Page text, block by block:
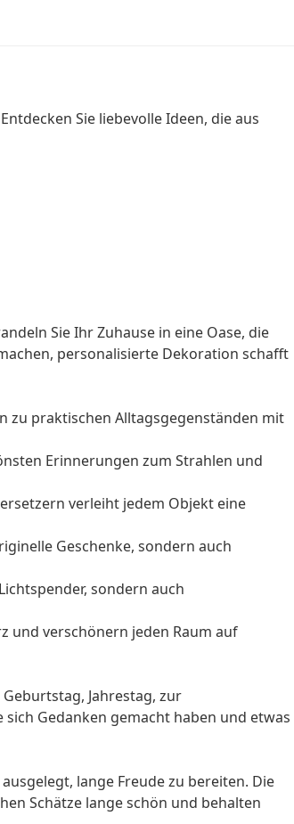
Sie liebevolle Ideen, die aus
Sie Ihr Zuhause in eine Oase, die
personalisierte Dekoration schafft
zu praktischen Alltagsgegenständen mit
Erinnerungen zum Strahlen und
verleiht jedem Objekt eine
Geschenke, sondern auch
sondern auch
und verschönern jeden Raum auf
Jahrestag, zur
Gedanken gemacht haben und etwas
lange Freude zu bereiten. Die
Schätze lange schön und behalten